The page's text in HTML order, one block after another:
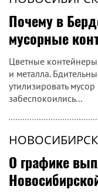
Почему в
мусорные
Цветные
и металла.
утилизировать
забеспокоились...
О графике